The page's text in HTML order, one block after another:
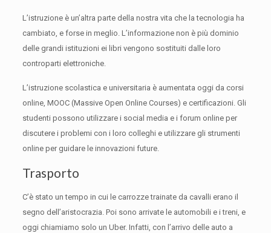
L’istruzione è un’altra parte della nostra vita che la tecnologia ha
cambiato, e forse in meglio. L’informazione non è più dominio
delle grandi istituzioni ei libri vengono sostituiti dalle loro
controparti elettroniche.
L’istruzione scolastica e universitaria è aumentata oggi da corsi
online, MOOC (Massive Open Online Courses) e certificazioni. Gli
studenti possono utilizzare i social media e i forum online per
discutere i problemi con i loro colleghi e utilizzare gli strumenti
online per guidare le innovazioni future.
Trasporto
C’è stato un tempo in cui le carrozze trainate da cavalli erano il
segno dell’aristocrazia. Poi sono arrivate le automobili e i treni, e
oggi chiamiamo solo un Uber. Infatti, con l’arrivo delle auto a